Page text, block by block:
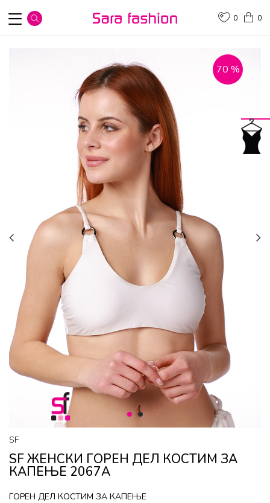
0
0
1 2
70 %
SF
SF ЖЕНСКИ ГОРEН ДЕЛ КОСТИМ ЗА
КАПЕЊЕ 2067A
ГОРEН ДЕЛ КОСТИМ ЗА КАПЕЊЕ